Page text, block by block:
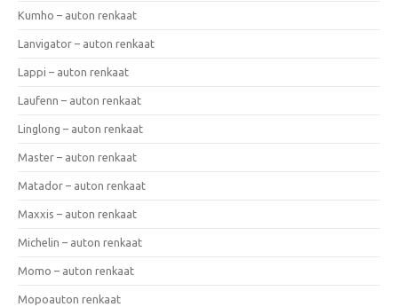
Kumho – auton renkaat
Lanvigator – auton renkaat
Lappi – auton renkaat
Laufenn – auton renkaat
Linglong – auton renkaat
Master – auton renkaat
Matador – auton renkaat
Maxxis – auton renkaat
Michelin – auton renkaat
Momo – auton renkaat
Mopoauton renkaat